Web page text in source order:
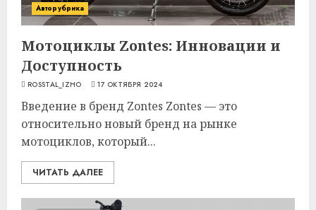
Авторубрика
Мотоциклы Zontes: Инновации и
Доступность
ROSSTAL_IZHO 17 ОКТЯБРЯ 2024
Введение в бренд Zontes Zontes — это
относительно новый бренд на рынке
мотоциклов, который...
ЧИТАТЬ ДАЛЕЕ